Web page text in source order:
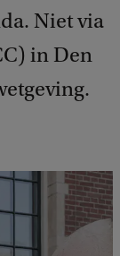
Niet via
in Den